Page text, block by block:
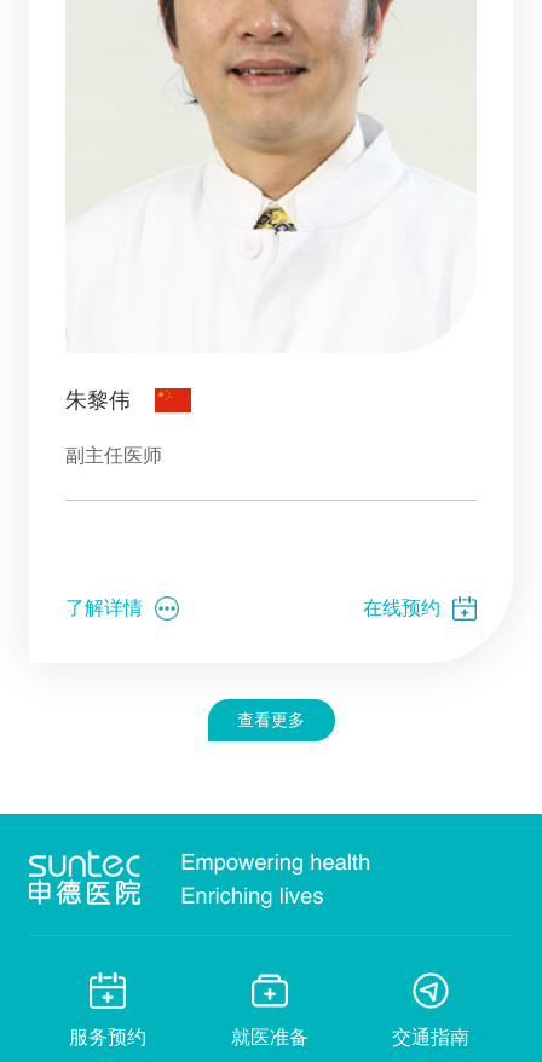
朱黎伟
副主任医师
了解详情 在线预约
查看更多
服务预约 就医准备 交通指南